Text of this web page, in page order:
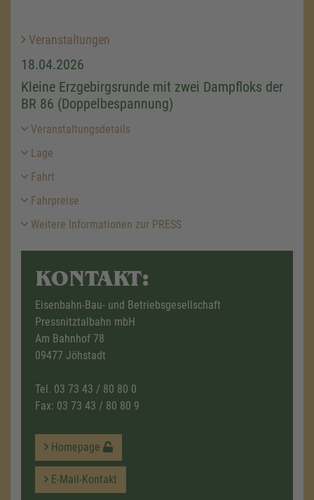
Veranstaltungen
18.04.2026
Kleine Erzgebirgsrunde mit zwei Dampfloks der
BR 86 (Doppelbespannung)
Veranstaltungsdetails
Lage
Fahrt
Fahrpreise
Weitere Informationen zur PRESS
KONTAKT:
Eisenbahn-Bau- und Betriebsgesellschaft
Pressnitztalbahn mbH
Am Bahnhof 78
09477 Jöhstadt
Tel. 03 73 43 / 80 80 0
Fax: 03 73 43 / 80 80 9
Homepage
E-Mail-Kontakt